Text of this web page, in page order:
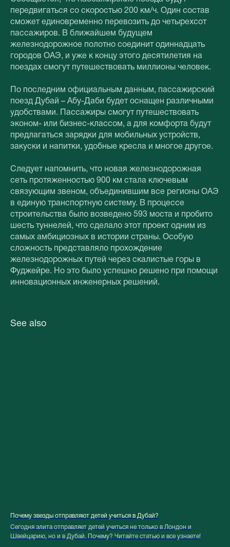
передвигаться со скоростью 200 км/ч. Один состав
сможет единовременно перевозить до четырехсот
пассажиров. В ближайшем будущем
железнодорожное полотно соединит одиннадцать
городов ОАЭ, и уже к концу этого десятилетия на
поездах смогут путешествовать миллионы человек.
По последним официальным данным, пассажирский
поезд Дубай – Абу-Даби будет оснащен различными
удобствами. Пассажиры смогут путешествовать
эконом- или бизнес-классом, а для комфорта будут
предлагаться зарядки для мобильных устройств,
закуски и напитки, удобные кресла и многое другое.
Следует напомнить, что новая железнодорожная
сеть протяженностью 900 км стала ключевым
связующим звеном, объединившим все регионы ОАЭ
в единую транспортную систему. В процессе
строительства было возведено 593 моста и пробито
шесть туннелей, что сделало этот проект одним из
самых амбициозных в истории страны. Особую
сложность представляло прохождение
железнодорожных путей через скалистые горы в
Фуджейре. Но это было успешно решено при помощи
инновационных инженерных решений.
See also
Почему звезды отправляют детей учиться в Дубай?
Сегодня элита отправляет детей учиться не только в Лондон и
Швейцарию, но и в Дубай. Почему? Читайте статью и все узнаете!